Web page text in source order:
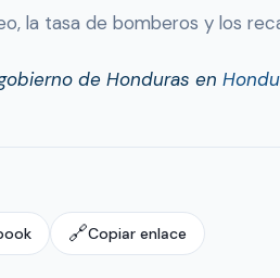
la tasa de bomberos y los
de Honduras en
🔗Copiar enlace